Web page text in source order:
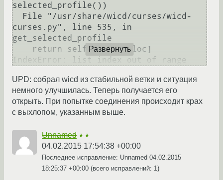
selected_profile())
curses.py", line 535, in
get_selected_profile
Развернуть
UPD: собрал wicd из стабильной ветки и ситуация
немного улучшилась. Теперь получается его
открыть. При попытке соединения происходит крах
с выхлопом, указанным выше.
Unnamed ★★
04.02.2015 17:54:38 +00:00
Последнее исправление: Unnamed 04.02.2015
18:25:37 +00:00 (всего исправлений: 1)